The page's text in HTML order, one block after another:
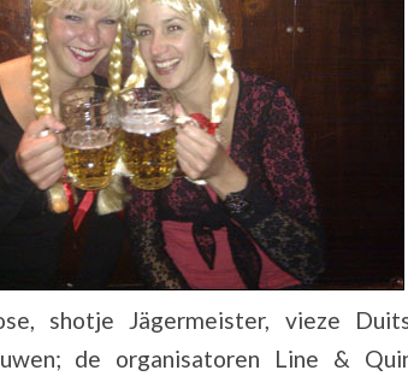
shotje Jägermeister, vieze
de organisatoren Line &